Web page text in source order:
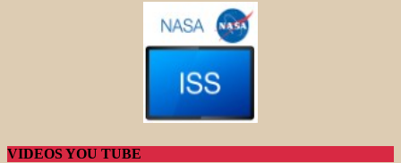
VIDEOS YOU TUBE